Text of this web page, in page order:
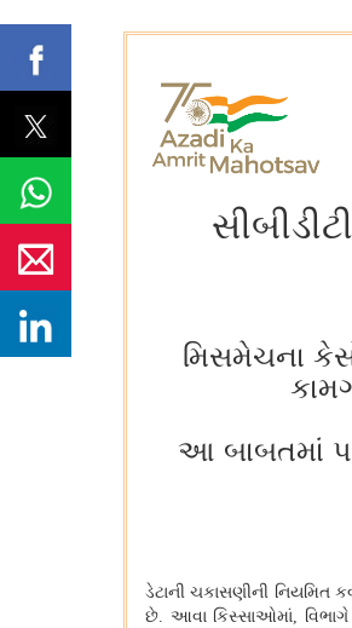
મિસમેચના
આ બાબતમાં
ડેટાની ચકાસણીની નિયમિત
છે. આવા કિસ્સાઓમાં,